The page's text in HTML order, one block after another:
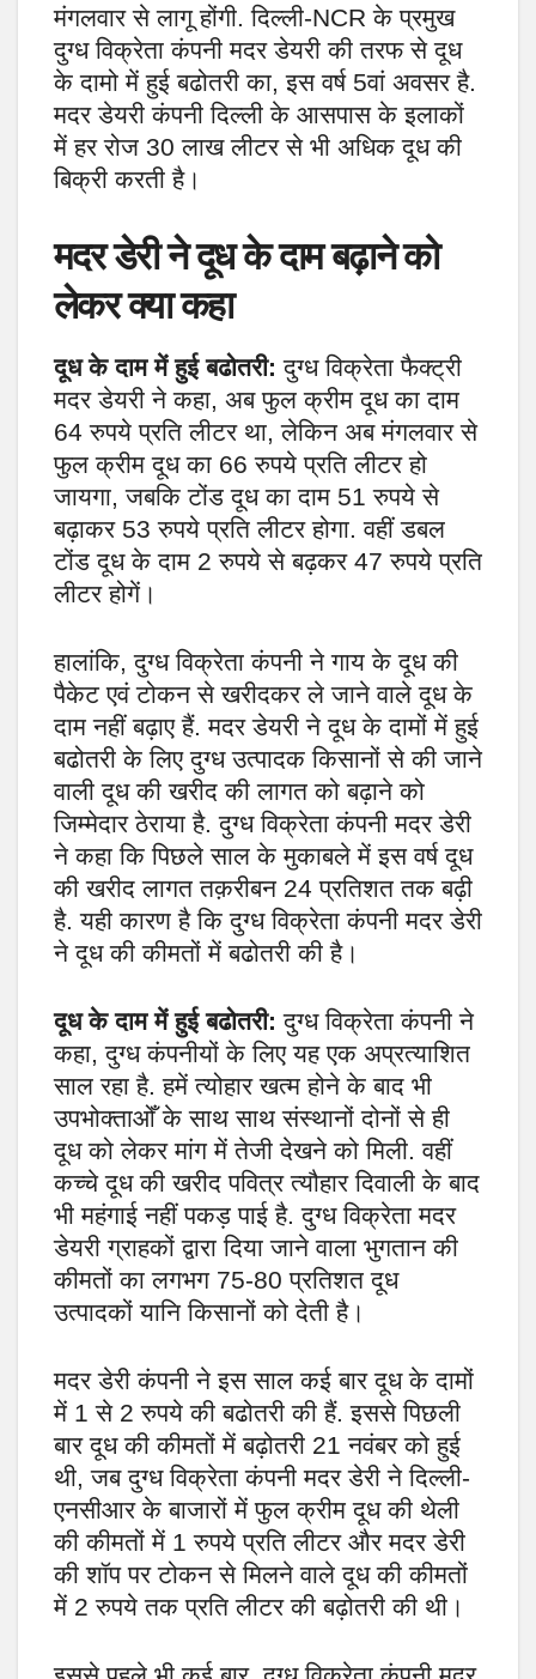
मंगलवार से लागू होंगी. दिल्ली-NCR के प्रमुख
दुग्ध विक्रेता कंपनी मदर डेयरी की तरफ से दूध
के दामो में हुई बढोतरी का, इस वर्ष 5वां अवसर है.
मदर डेयरी कंपनी दिल्ली के आसपास के इलाकों
में हर रोज 30 लाख लीटर से भी अधिक दूध की
बिक्री करती है।
मदर डेरी ने दूध के दाम बढ़ाने को
लेकर क्या कहा
दूध के दाम में हुई बढोतरी: दुग्ध विक्रेता फैक्ट्री
मदर डेयरी ने कहा, अब फुल क्रीम दूध का दाम
64 रुपये प्रति लीटर था, लेकिन अब मंगलवार से
फुल क्रीम दूध का 66 रुपये प्रति लीटर हो
जायगा, जबकि टोंड दूध का दाम 51 रुपये से
बढ़ाकर 53 रुपये प्रति लीटर होगा. वहीं डबल
टोंड दूध के दाम 2 रुपये से बढ़कर 47 रुपये प्रति
लीटर होगें।
हालांकि, दुग्ध विक्रेता कंपनी ने गाय के दूध की
पैकेट एवं टोकन से खरीदकर ले जाने वाले दूध के
दाम नहीं बढ़ाए हैं. मदर डेयरी ने दूध के दामों में हुई
बढोतरी के लिए दुग्ध उत्पादक किसानों से की जाने
वाली दूध की खरीद की लागत को बढ़ाने को
जिम्मेदार ठेराया है. दुग्ध विक्रेता कंपनी मदर डेरी
ने कहा कि पिछले साल के मुकाबले में इस वर्ष दूध
की खरीद लागत तक़रीबन 24 प्रतिशत तक बढ़ी
है. यही कारण है कि दुग्ध विक्रेता कंपनी मदर डेरी
ने दूध की कीमतों में बढोतरी की है।
दूध के दाम में हुई बढोतरी: दुग्ध विक्रेता कंपनी ने
कहा, दुग्ध कंपनीयों के लिए यह एक अप्रत्याशित
साल रहा है. हमें त्योहार खत्म होने के बाद भी
उपभोक्ताओँ के साथ साथ संस्थानों दोनों से ही
दूध को लेकर मांग में तेजी देखने को मिली. वहीं
कच्चे दूध की खरीद पवित्र त्यौहार दिवाली के बाद
भी महंगाई नहीं पकड़ पाई है. दुग्ध विक्रेता मदर
डेयरी ग्राहकों द्वारा दिया जाने वाला भुगतान की
कीमतों का लगभग 75-80 प्रतिशत दूध
उत्पादकों यानि किसानों को देती है।
मदर डेरी कंपनी ने इस साल कई बार दूध के दामों
में 1 से 2 रुपये की बढोतरी की हैं. इससे पिछली
बार दूध की कीमतों में बढ़ोतरी 21 नवंबर को हुई
थी, जब दुग्ध विक्रेता कंपनी मदर डेरी ने दिल्ली-
एनसीआर के बाजारों में फुल क्रीम दूध की थेली
की कीमतों में 1 रुपये प्रति लीटर और मदर डेरी
की शॉप पर टोकन से मिलने वाले दूध की कीमतों
में 2 रुपये तक प्रति लीटर की बढ़ोतरी की थी।